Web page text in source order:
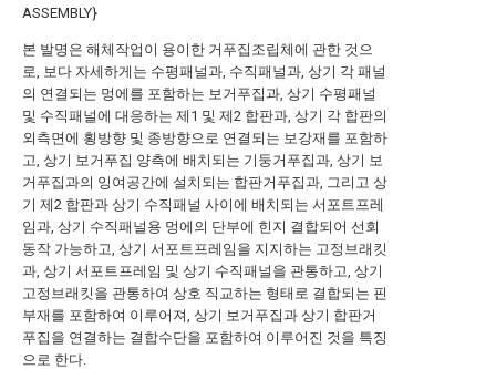
ASSEMBLY}
본 발명은 해체작업이 용이한 거푸집조립체에 관한 것으
로, 보다 자세하게는 수평패널과, 수직패널과, 상기 각 패널
의 연결되는 멍에를 포함하는 보거푸집과, 상기 수평패널
및 수직패널에 대응하는 제1 및 제2 합판과, 상기 각 합판의
외측면에 횡방향 및 종방향으로 연결되는 보강재를 포함하
고, 상기 보거푸집 양측에 배치되는 기둥거푸집과, 상기 보
거푸집과의 잉여공간에 설치되는 합판거푸집과, 그리고 상
기 제2 합판과 상기 수직패널 사이에 배치되는 서포트프레
임과, 상기 수직패널용 멍에의 단부에 힌지 결합되어 선회
동작 가능하고, 상기 서포트프레임을 지지하는 고정브래킷
과, 상기 서포트프레임 및 상기 수직패널을 관통하고, 상기
고정브래킷을 관통하여 상호 직교하는 형태로 결합되는 핀
부재를 포함하여 이루어져, 상기 보거푸집과 상기 합판거
푸집을 연결하는 결합수단을 포함하여 이루어진 것을 특징
으로 한다.